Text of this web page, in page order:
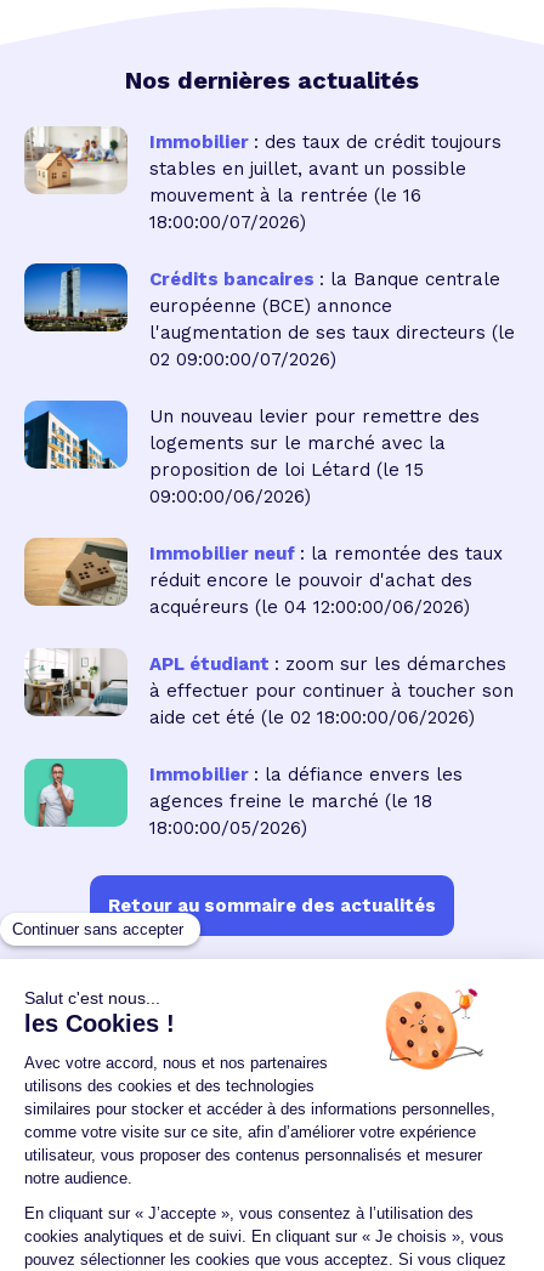
Nos dernières actualités
Immobilier : des taux de crédit toujours
stables en juillet, avant un possible
mouvement à la rentrée (le 16
18:00:00/07/2026)
Crédits bancaires : la Banque centrale
européenne (BCE) annonce
l'augmentation de ses taux directeurs (le
02 09:00:00/07/2026)
Un nouveau levier pour remettre des
logements sur le marché avec la
proposition de loi Létard (le 15
09:00:00/06/2026)
Immobilier neuf : la remontée des taux
réduit encore le pouvoir d'achat des
acquéreurs (le 04 12:00:00/06/2026)
APL étudiant : zoom sur les démarches
à effectuer pour continuer à toucher son
aide cet été (le 02 18:00:00/06/2026)
Immobilier : la défiance envers les
agences freine le marché (le 18
18:00:00/05/2026)
Retour au sommaire des actualités
Un crédit vous engage et doit être remboursé.
Vérifiez vos capacités de remboursement avant de
vous engager.
Aucun versement, de quelque nature que ce soit, ne
peut être exigé d'un particulier avant l'obtention
d'un ou plusieurs prêts d'argent.